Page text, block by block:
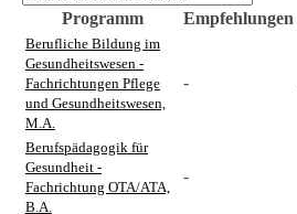
Programm Empfehlungen
Berufliche Bildung im
Gesundheitswesen -
Fachrichtungen Pflege
und Gesundheitswesen,
M.A.
-
Berufspädagogik für
Gesundheit -
Fachrichtung OTA/ATA,
B.A.
-